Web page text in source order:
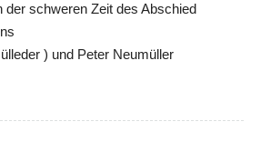
der schweren Zeit des Abschied
) und Peter Neumüller